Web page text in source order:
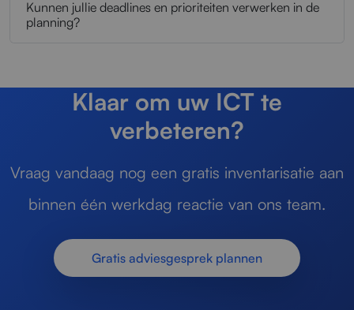
Kunnen jullie deadlines en prioriteiten verwerken in de
planning?
Klaar om uw ICT te
verbeteren?
Vraag vandaag nog een gratis inventarisatie aan
binnen één werkdag reactie van ons team.
Gratis adviesgesprek plannen